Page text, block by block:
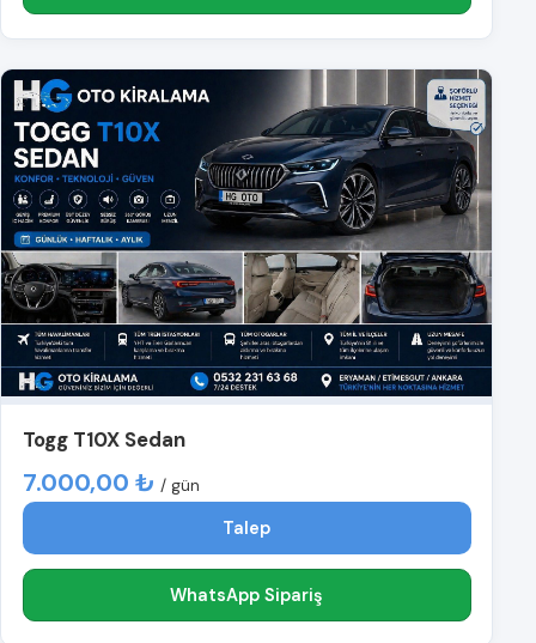
Togg T10X Sedan
7.000,00 ₺ / gün
Talep
WhatsApp Sipariş